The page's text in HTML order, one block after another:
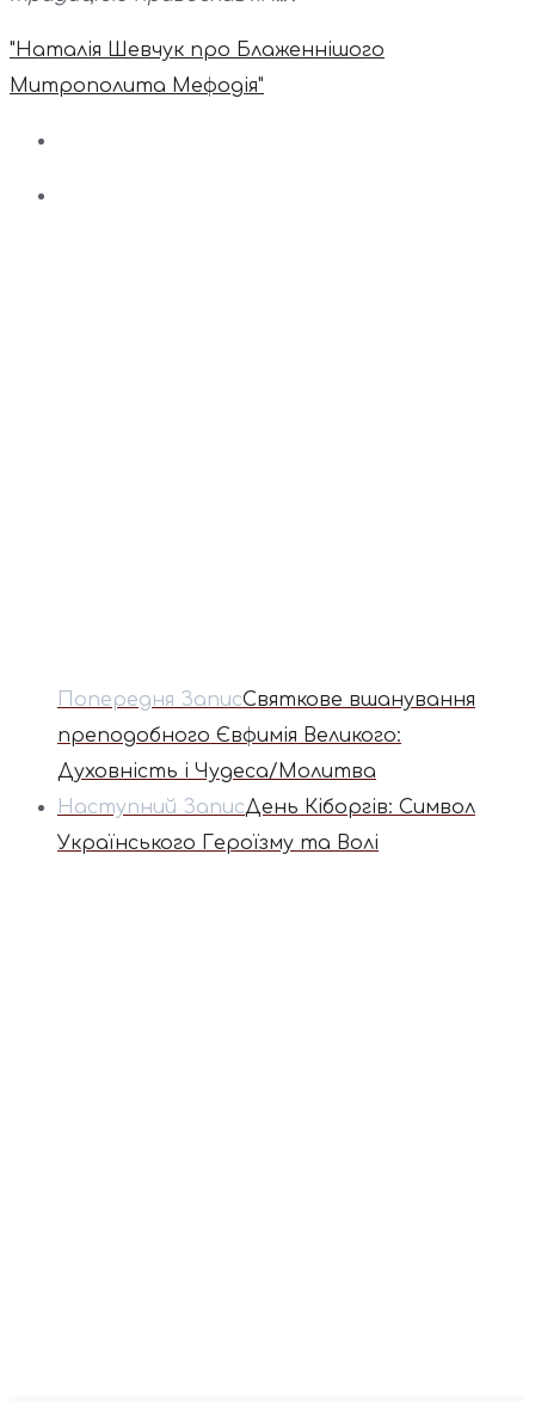
"Наталія Шевчук про Блаженнішого
Митрополита Мефодія"
Попередня ЗаписСвяткове вшанування
преподобного Євфимія Великого:
Духовність і Чудеса/Молитва
Наступний ЗаписДень Кіборгів: Символ
Українського Героїзму та Волі